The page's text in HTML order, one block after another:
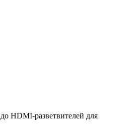
HDMI-разветвителей для